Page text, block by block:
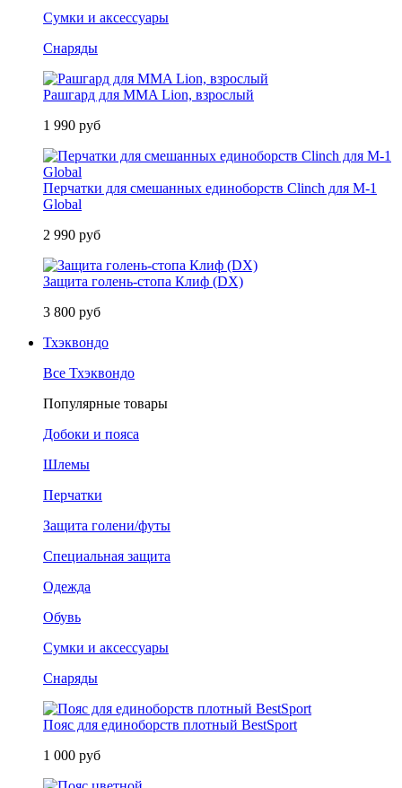
Сумки и аксессуары
Снаряды
Рашгард для MMA Lion, взрослый
1 990 руб
Перчатки для смешанных единоборств Clinch для M-1
Global
2 990 руб
Защита голень-стопа Клиф (DX)
3 800 руб
Тхэквондо
Все Тхэквондо
Популярные товары
Добоки и пояса
Шлемы
Перчатки
Защита голени/футы
Специальная защита
Одежда
Обувь
Сумки и аксессуары
Снаряды
Пояс для единоборств плотный BestSport
1 000 руб